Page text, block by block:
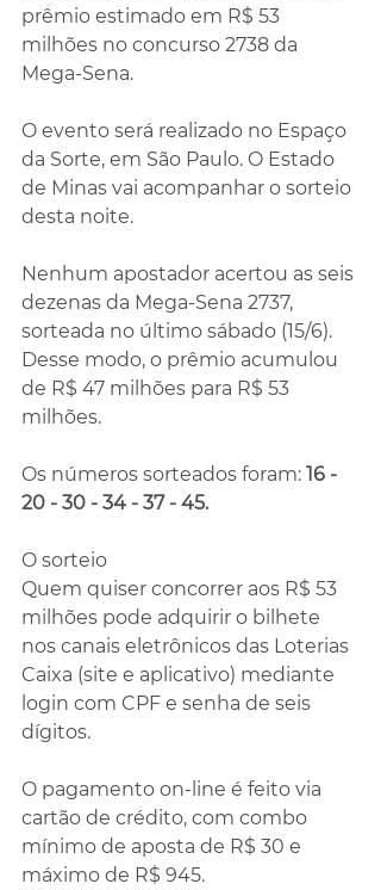
prêmio estimado em R$ 53
milhões no concurso 2738 da
Mega-Sena.
O evento será realizado no Espaço
da Sorte, em São Paulo. O Estado
de Minas vai acompanhar o sorteio
desta noite.
Nenhum apostador acertou as seis
dezenas da Mega-Sena 2737,
sorteada no último sábado (15/6).
Desse modo, o prêmio acumulou
de R$ 47 milhões para R$ 53
milhões.
Os números sorteados foram: 16 -
20 - 30 - 34 - 37 - 45.
O sorteio
Quem quiser concorrer aos R$ 53
milhões pode adquirir o bilhete
nos canais eletrônicos das Loterias
Caixa (site e aplicativo) mediante
login com CPF e senha de seis
dígitos.
O pagamento on-line é feito via
cartão de crédito, com combo
mínimo de aposta de R$ 30 e
máximo de R$ 945.